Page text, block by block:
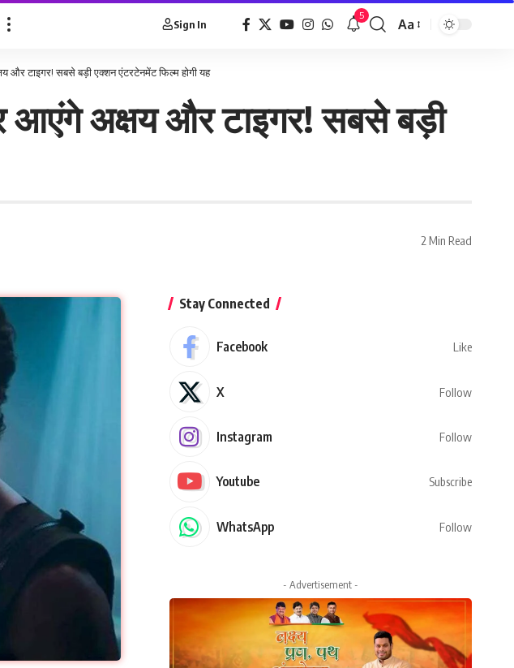
Sign In
5
Aa
और टाइगर! सबसे बड़ी एक्शन एंटरटेनमेंट फिल्म होगी यह
आएंगे अक्षय और टाइगर! सबसे बड़ी
2 Min Read
Stay Connected
Facebook Like
X Follow
Instagram Follow
Youtube Subscribe
WhatsApp Follow
- Advertisement -